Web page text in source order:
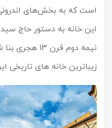
است که به بخش‌های
این خانه به دستور حاج
نیمه دوم قرن
زیباترین خانه های تاریخی